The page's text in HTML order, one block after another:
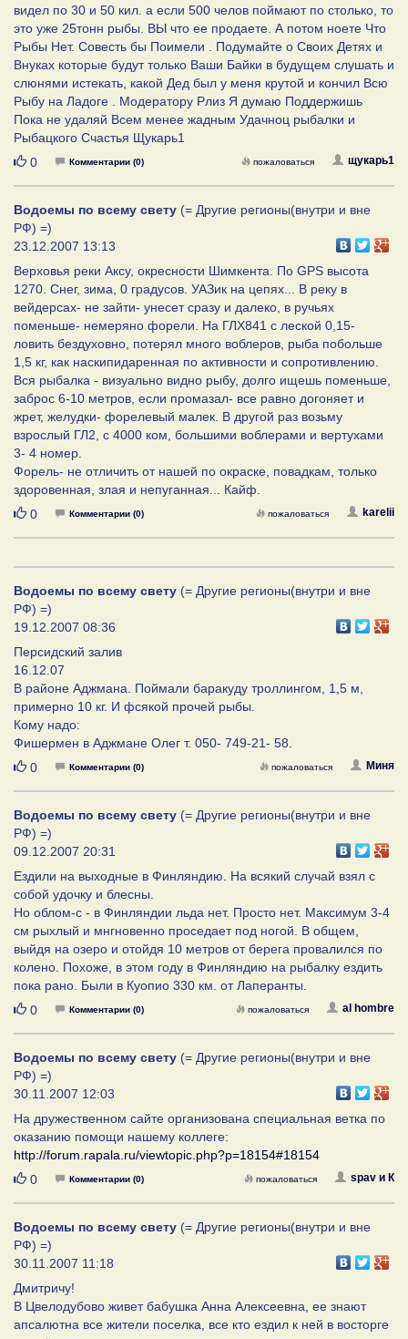
видел по 30 и 50 кил. а если 500 челов поймают по столько, то
это уже 25тонн рыбы. ВЫ что ее продаете. А потом ноете Что
Рыбы Нет. Совесть бы Поимели . Подумайте о Своих Детях и
Внуках которые будут только Ваши Байки в будущем слушать и
слюнями истекать, какой Дед был у меня крутой и кончил Всю
Рыбу на Ладоге . Модератору Рлиз Я думаю Поддержишь
Пока не удаляй Всем менее жадным Удачноц рыбалки и
Рыбацкого Счастья Щукарь1
Нравится
0 Комментарии (0) щукарь1
пожаловаться
Водоемы по всему свету (= Другие регионы(внутри и вне
РФ) =)
23.12.2007 13:13
Верховья реки Аксу, окресности Шимкента. По GPS высота
1270. Снег, зима, 0 градусов. УАЗик на цепях... В реку в
вейдерсах- не зайти- унесет сразу и далеко, в ручьях
поменьше- немеряно форели. На ГЛХ841 с леской 0,15-
ловить бездуховно, потерял много воблеров, рыба побольше
1,5 кг, как наскипидаренная по активности и сопротивлению.
Вся рыбалка - визуально видно рыбу, долго ищешь поменьше,
заброс 6-10 метров, если промазал- все равно догоняет и
жрет, желудки- форелевый малек. В другой раз возьму
взрослый ГЛ2, с 4000 ком, большими воблерами и вертухами
3- 4 номер.
Форель- не отличить от нашей по окраске, повадкам, только
здоровенная, злая и непуганная... Кайф.
Нравится
0 Комментарии (0) karelii
пожаловаться
Водоемы по всему свету (= Другие регионы(внутри и вне
РФ) =)
19.12.2007 08:36
Персидский залив
16.12.07
В районе Аджмана. Поймали баракуду троллингом, 1,5 м,
примерно 10 кг. И фсякой прочей рыбы.
Кому надо:
Фишермен в Аджмане Олег т. 050- 749-21- 58.
Нравится
0 Комментарии (0) Миня
пожаловаться
Водоемы по всему свету (= Другие регионы(внутри и вне
РФ) =)
09.12.2007 20:31
Ездили на выходные в Финляндию. На всякий случай взял с
собой удочку и блесны.
Но облом-с - в Финляндии льда нет. Просто нет. Максимум 3-4
см рыхлый и мнгновенно проседает под ногой. В общем,
выйдя на озеро и отойдя 10 метров от берега провалился по
колено. Похоже, в этом году в Финляндию на рыбалку ездить
пока рано. Были в Куопио 330 км. от Лаперанты.
Нравится
0 Комментарии (0) al hombre
пожаловаться
Водоемы по всему свету (= Другие регионы(внутри и вне
РФ) =)
30.11.2007 12:03
На дружественном сайте организована специальная ветка по
оказанию помощи нашему коллеге:
http://forum.rapala.ru/viewtopic.php?p=18154#18154
Нравится
0 Комментарии (0) spav и К
пожаловаться
Водоемы по всему свету (= Другие регионы(внутри и вне
РФ) =)
30.11.2007 11:18
Дмитричу!
В Цвелодубово живет бабушка Анна Алексеевна, ее знают
апсалютна все жители поселка, все кто ездил к ней в восторге